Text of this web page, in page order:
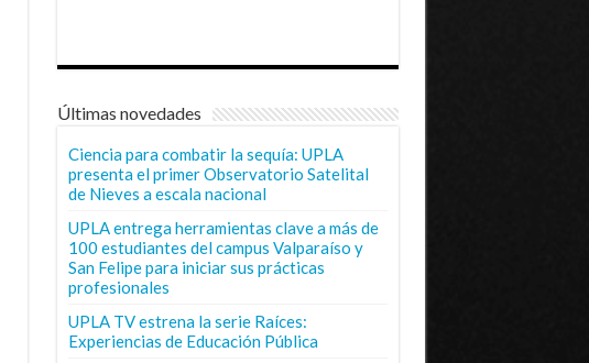
Últimas novedades
Ciencia para combatir la sequía: UPLA
presenta el primer Observatorio Satelital
de Nieves a escala nacional
UPLA entrega herramientas clave a más de
100 estudiantes del campus Valparaíso y
San Felipe para iniciar sus prácticas
profesionales
UPLA TV estrena la serie Raíces:
Experiencias de Educación Pública